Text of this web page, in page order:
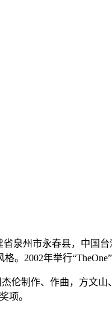
泉州市永春县，中
2002年举行
伦制作、作曲，方文
项。